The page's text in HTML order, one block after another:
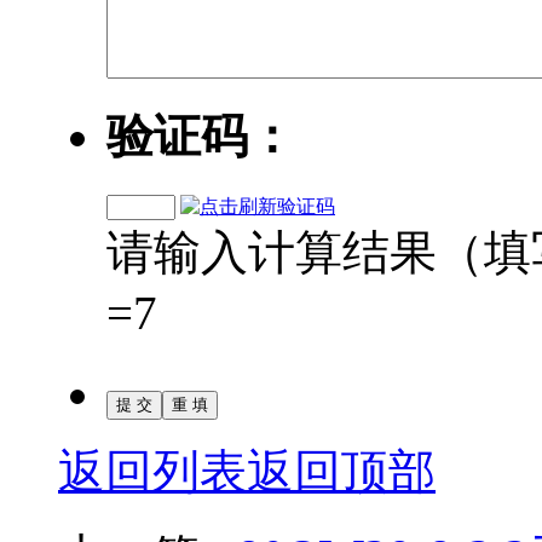
验证码：
请输入计算结果（填写
=7
返回列表返回顶部